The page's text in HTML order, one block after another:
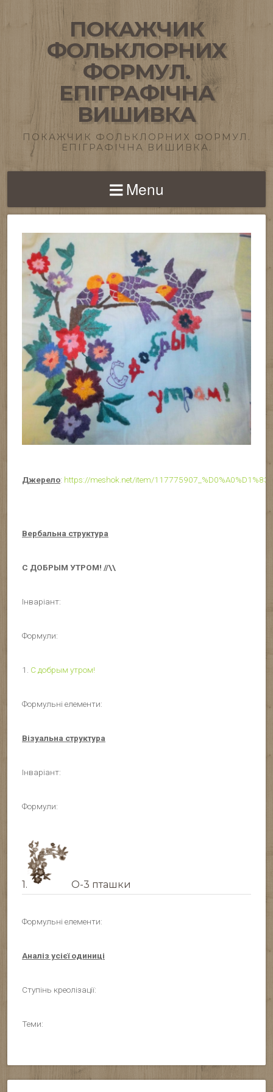
ПОКАЖЧИК
ФОЛЬКЛОРНИХ
ФОРМУЛ.
ЕПІГРАФІЧНА
ВИШИВКА
ПОКАЖЧИК ФОЛЬКЛОРНИХ ФОРМУЛ.
ЕПІГРАФІЧНА ВИШИВКА.
Menu
Джерело: https://meshok.net/item/
Вербальна структура
С ДОБРЫМ УТРОМ! //\\
Інваріант:
Формули:
1. С добрым утром!
Формульні елементи:
Візуальна структура
Інваріант:
Формули:
1. О-3 пташки
Формульні елементи:
Аналіз усієї одиниці
Ступінь креолізації:
Теми: